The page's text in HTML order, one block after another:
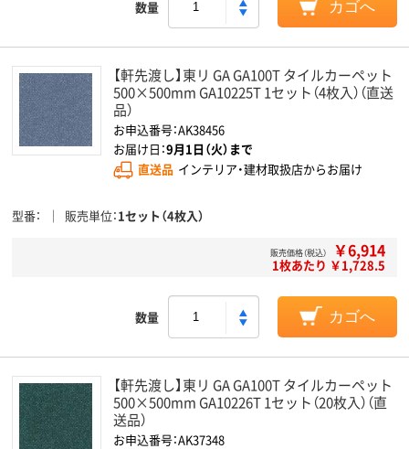
数量 カゴへ
【軒先渡し】東リ GA GA100T タイルカーペット
500×500mm GA10225T 1セット（4枚入）（直送
品）
お申込番号：AK38456
お届け日：9月1日（火）まで
直送品 インテリア・建材取扱店からお届け
型番 販売単位 1セット（4枚入）
販売価格（税込） ￥6,914
1枚あたり ￥1,728.5
数量 カゴへ
【軒先渡し】東リ GA GA100T タイルカーペット
500×500mm GA10226T 1セット（20枚入）（直
送品）
お申込番号：AK37348